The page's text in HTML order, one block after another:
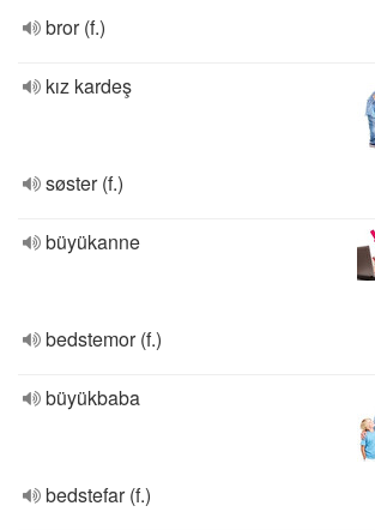
bror (f.)
kız kardeş
søster (f.)
büyükanne
bedstemor (f.)
büyükbaba
bedstefar (f.)